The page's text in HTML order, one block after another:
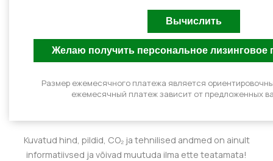
Размер ежемесячного платежа является
ежемесячный платеж зависит от предложенных
Kuvatud hind, pildid, CO₂ ja tehnilised andmed on ainult
informatiivsed ja võivad muutuda ilma ette teatamata!